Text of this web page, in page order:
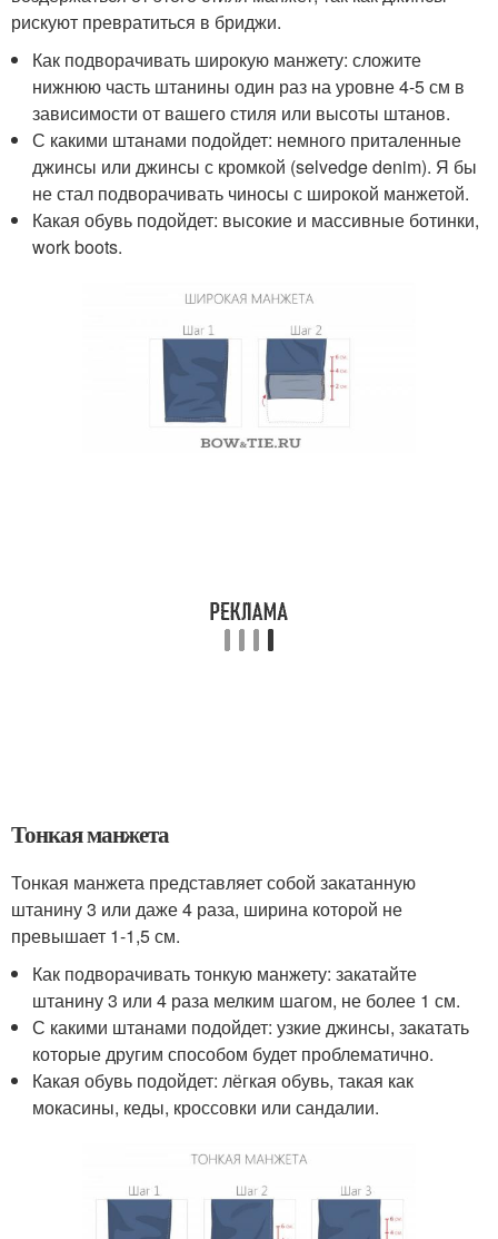
рискуют превратиться в бриджи.
Как подворачивать широкую манжету: сложите
нижнюю часть штанины один раз на уровне 4-5 см в
зависимости от вашего стиля или высоты штанов.
С какими штанами подойдет: немного приталенные
джинсы или джинсы с кромкой (selvedge denim). Я бы
не стал подворачивать чиносы с широкой манжетой.
Какая обувь подойдет: высокие и массивные ботинки,
work boots.
Тонкая манжета
Тонкая манжета представляет собой закатанную
штанину 3 или даже 4 раза, ширина которой не
превышает 1-1,5 см.
Как подворачивать тонкую манжету: закатайте
штанину 3 или 4 раза мелким шагом, не более 1 см.
С какими штанами подойдет: узкие джинсы, закатать
которые другим способом будет проблематично.
Какая обувь подойдет: лёгкая обувь, такая как
мокасины, кеды, кроссовки или сандалии.